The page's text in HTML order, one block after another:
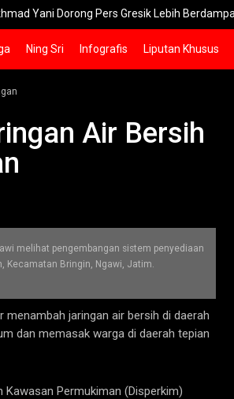
Dorong Pers Gresik Lebih Berdampak
Ning Sri Infografis Liputan Khusus
Air Bersih
melihat pengembangan sistem penyediaan
Kecamatan Bringin, Ngawi, Jatim.
jaringan air bersih di daerah
dan memasak warga di daerah tepian
Kawasan Permukiman (Disperkim)